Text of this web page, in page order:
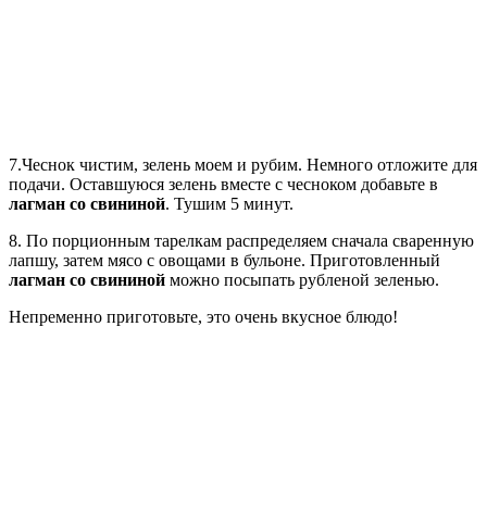
7.Чеснок чистим, зелень моем и рубим. Немного отложите для
подачи. Оставшуюся зелень вместе с чесноком добавьте в
лагман со свининой. Тушим 5 минут.
8. По порционным тарелкам распределяем сначала сваренную
лапшу, затем мясо с овощами в бульоне. Приготовленный
лагман со свининой можно посыпать рубленой зеленью.
Непременно приготовьте, это очень вкусное блюдо!